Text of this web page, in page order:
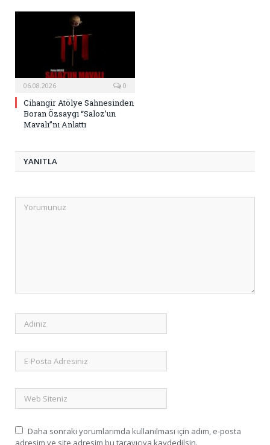
06.08.2026 0
Cihangir Atölye Sahnesinden
Boran Özsaygı “Saloz’un
Mavalı”nı Anlattı
YANITLA
Daha sonraki yorumlarımda kullanılması için adım, e-posta
adresim ve site adresim bu tarayıcıya kaydedilsin.